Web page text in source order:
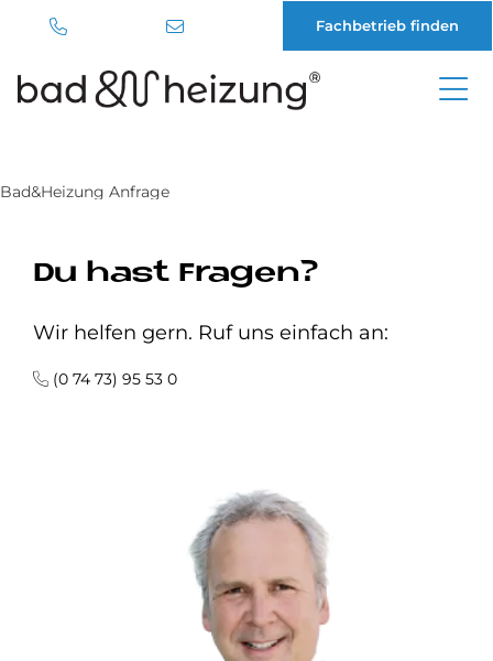
Fachbetrieb finden
Bad&Heizung Anfrage
Du hast Fragen?
Wir helfen gern. Ruf uns einfach an:
(0 74 73) 95 53 0